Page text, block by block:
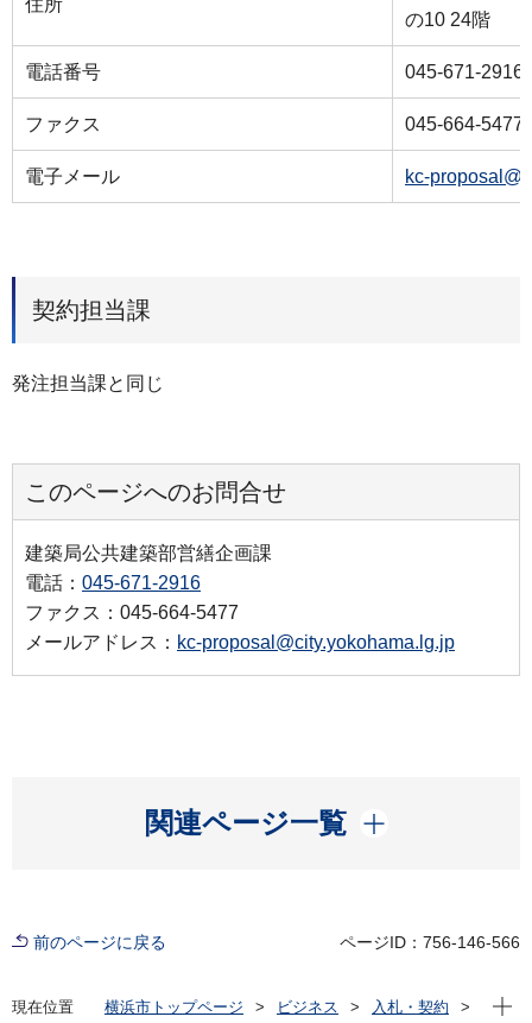
住所
の10 24階
電話番号 045-671-2916
ファクス 045-664-5477
電子メール kc-
契約担当課
発注担当課と同じ
このページへのお問合せ
建築局公共建築部営繕企画課
電話： 045-671-2916
ファクス：045-664-5477
メールアドレス： kc-proposal@city.yokohama.lg.jp
関連ページ一覧
開く
前のページに戻る ページID：756-146-566
現在位置 横浜市トップページ ビジネス
入札・契約
現在